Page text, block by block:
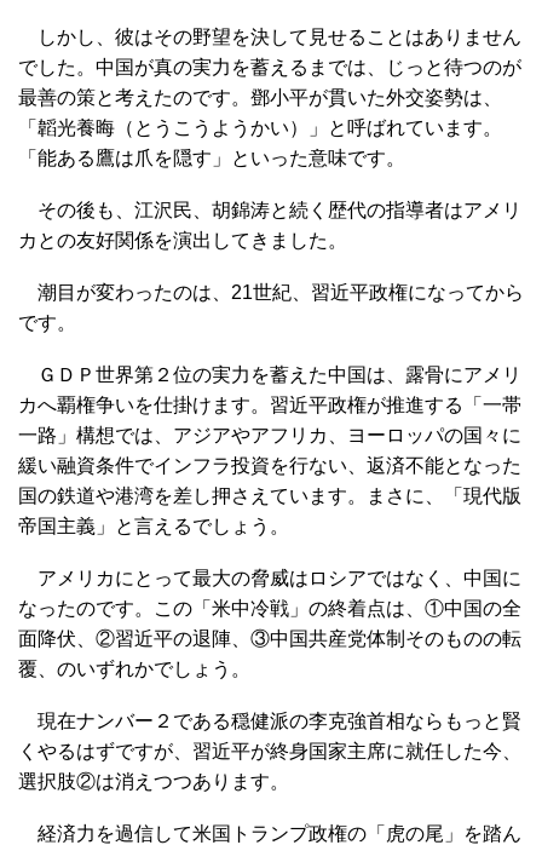
しかし、彼はその野望を決して見せることはありません
でした。中国が真の実力を蓄えるまでは、じっと待つのが
最善の策と考えたのです。鄧小平が貫いた外交姿勢は、
「韜光養晦（とうこうようかい）」と呼ばれています。
「能ある鷹は爪を隠す」といった意味です。
その後も、江沢民、胡錦涛と続く歴代の指導者はアメリ
カとの友好関係を演出してきました。
潮目が変わったのは、21世紀、習近平政権になってから
です。
ＧＤＰ世界第２位の実力を蓄えた中国は、露骨にアメリ
カへ覇権争いを仕掛けます。習近平政権が推進する「一帯
一路」構想では、アジアやアフリカ、ヨーロッパの国々に
緩い融資条件でインフラ投資を行ない、返済不能となった
国の鉄道や港湾を差し押さえています。まさに、「現代版
帝国主義」と言えるでしょう。
アメリカにとって最大の脅威はロシアではなく、中国に
なったのです。この「米中冷戦」の終着点は、①中国の全
面降伏、②習近平の退陣、③中国共産党体制そのものの転
覆、のいずれかでしょう。
現在ナンバー２である穏健派の李克強首相ならもっと賢
くやるはずですが、習近平が終身国家主席に就任した今、
選択肢②は消えつつあります。
経済力を過信して米国トランプ政権の「虎の尾」を踏ん